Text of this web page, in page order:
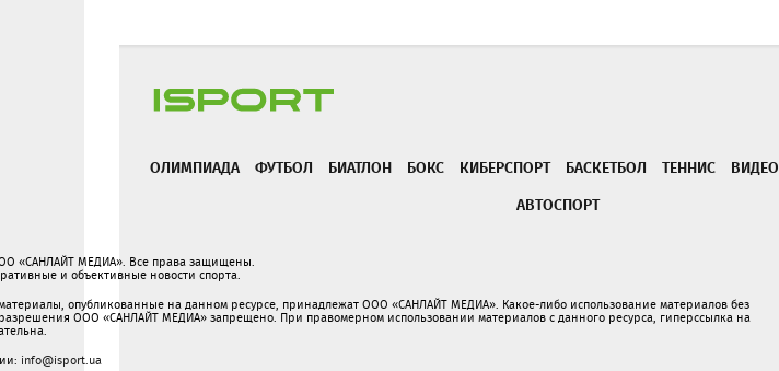
ОЛИМПИАДА ФУТБОЛ БИАТЛОН БОКС КИБЕРСПОРТ БАСКЕТБОЛ ТЕННИС ВИДЕО
АВТОСПОРТ
«САНЛАЙТ МЕДИА». Все права защищены.
и объективные новости спорта.
опубликованные на данном ресурсе, принадлежат ООО «САНЛАЙТ МЕДИА». Какое-либо использование материалов без
ООО «САНЛАЙТ МЕДИА» запрещено. При правомерном использовании материалов с данного ресурса, гиперссылка на
info@isport.ua